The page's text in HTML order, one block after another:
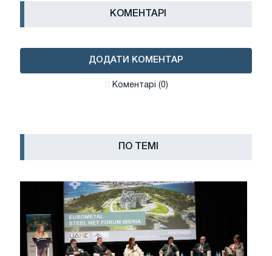
КОМЕНТАРІ
ДОДАТИ КОМЕНТАР
Коментарі (0)
ПО ТЕМІ